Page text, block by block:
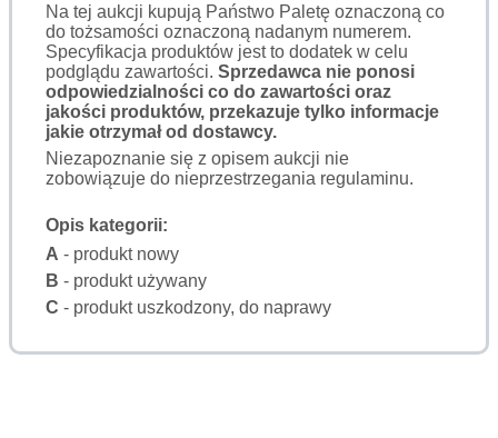
Na tej aukcji kupują Państwo Paletę oznaczoną co
do tożsamości oznaczoną nadanym numerem.
Specyfikacja produktów jest to dodatek w celu
podglądu zawartości. Sprzedawca nie ponosi
odpowiedzialności co do zawartości oraz
jakości produktów, przekazuje tylko informacje
jakie otrzymał od dostawcy.
Niezapoznanie się z opisem aukcji nie
zobowiązuje do nieprzestrzegania regulaminu.
Opis kategorii:
A - produkt nowy
B - produkt używany
C - produkt uszkodzony, do naprawy